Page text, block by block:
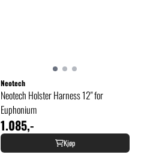
Neotech
Neotech Holster Harness 12" for
Euphonium
1.085,-
Kjøp